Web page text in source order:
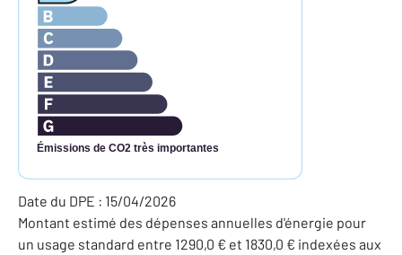
Émissions de CO2 très importantes
Date du DPE : 15/04/2026
Montant estimé des dépenses annuelles d'énergie pour
un usage standard entre 1290,0 € et 1830,0 € indexées aux